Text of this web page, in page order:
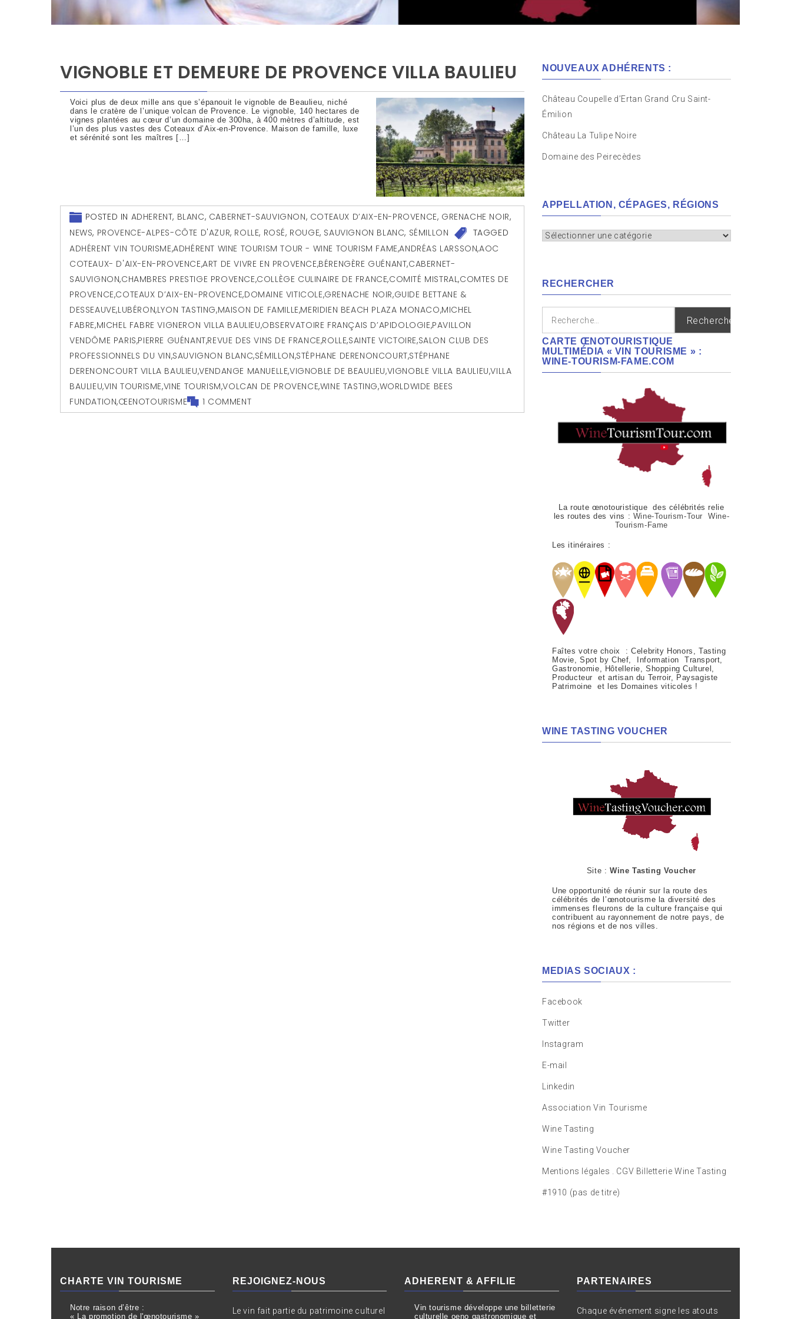
VIGNOBLE ET DEMEURE DE PROVENCE VILLA BAULIEU
Voici plus de deux mille ans que s’épanouit le vignoble de Beaulieu, niché
dans le cratère de l’unique volcan de Provence. Le vignoble, 140 hectares de
vignes plantées au cœur d’un domaine de 300ha, à 400 mètres d’altitude, est
l’un des plus vastes des Coteaux d’Aix-en-Provence. Maison de famille, luxe
et sérénité sont les maîtres […]
POSTED IN ADHERENT, BLANC, CABERNET-SAUVIGNON, COTEAUX D’AIX-EN-PROVENCE, GRENACHE NOIR,
NEWS, PROVENCE-ALPES-CÔTE D'AZUR, ROLLE, ROSÉ, ROUGE, SAUVIGNON BLANC, SÉMILLON
TAGGED
ADHÉRENT VIN TOURISME,ADHÉRENT WINE TOURISM TOUR - WINE TOURISM FAME,ANDRÉAS LARSSON,AOC
COTEAUX- D'AIX-EN-PROVENCE,ART DE VIVRE EN PROVENCE,BÉRENGÈRE GUÉNANT,CABERNET-
SAUVIGNON,CHAMBRES PRESTIGE PROVENCE,COLLÈGE CULINAIRE DE FRANCE,COMITÉ MISTRAL,COMTES DE
PROVENCE,COTEAUX D’AIX-EN-PROVENCE,DOMAINE VITICOLE,GRENACHE NOIR,GUIDE BETTANE &
DESSEAUVE,LUBÉRON,LYON TASTING,MAISON DE FAMILLE,MERIDIEN BEACH PLAZA MONACO,MICHEL
FABRE,MICHEL FABRE VIGNERON VILLA BAULIEU,OBSERVATOIRE FRANÇAIS D’APIDOLOGIE,PAVILLON
VENDÔME PARIS,PIERRE GUÉNANT,REVUE DES VINS DE FRANCE,ROLLE,SAINTE VICTOIRE,SALON CLUB DES
PROFESSIONNELS DU VIN,SAUVIGNON BLANC,SÉMILLON,STÉPHANE DERENONCOURT,STÉPHANE
DERENONCOURT VILLA BAULIEU,VENDANGE MANUELLE,VIGNOBLE DE BEAULIEU,VIGNOBLE VILLA BAULIEU,VILLA
BAULIEU,VIN TOURISME,VINE TOURISM,VOLCAN DE PROVENCE,WINE TASTING,WORLDWIDE BEES
FUNDATION,ŒENOTOURISME 1 COMMENT
NOUVEAUX ADHÉRENTS :
Château Coupelle d’Ertan Grand Cru Saint-
Émilion
Château La Tulipe Noire
Domaine des Peirecèdes
APPELLATION, CÉPAGES, RÉGIONS
Appellation,
RECHERCHER
CARTE ŒNOTOURISTIQUE
MULTIMÉDIA « VIN TOURISME » :
WINE-TOURISM-FAME.COM
La route œnotouristique des célébrités relie
les routes des vins : Wine-Tourism-Tour Wine-
Tourism-Fame
Les itinéraires :
Faîtes votre choix : Celebrity Honors, Tasting
Movie, Spot by Chef, Information Transport,
Gastronomie, Hôtellerie, Shopping Culturel,
Producteur et artisan du Terroir, Paysagiste
Patrimoine et les Domaines viticoles !
WINE TASTING VOUCHER
Site :Wine Tasting Voucher
Une opportunité de réunir sur la route des
célébrités de l’œnotourisme la diversité des
immenses fleurons de la culture française qui
contribuent au rayonnement de notre pays, de
nos régions et de nos villes.
MEDIAS SOCIAUX :
Facebook
Twitter
Instagram
E-mail
Linkedin
Association Vin Tourisme
Wine Tasting
Wine Tasting Voucher
Mentions légales . CGV Billetterie Wine Tasting
#1910 (pas de titre)
CHARTE VIN TOURISME
Notre raison d’être :
« La promotion de l'œnotourisme »
REJOIGNEZ-NOUS
Le vin fait partie du patrimoine culturel
ADHERENT & AFFILIE
Vin tourisme développe une billetterie
culturelle oeno gastronomique et
PARTENAIRES
Chaque événement signe les atouts